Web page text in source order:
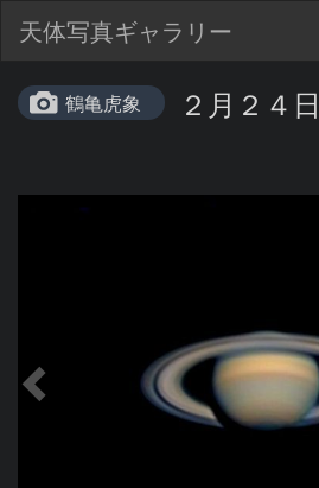
天体写真ギャラリー
鶴亀虎象 ２月２４